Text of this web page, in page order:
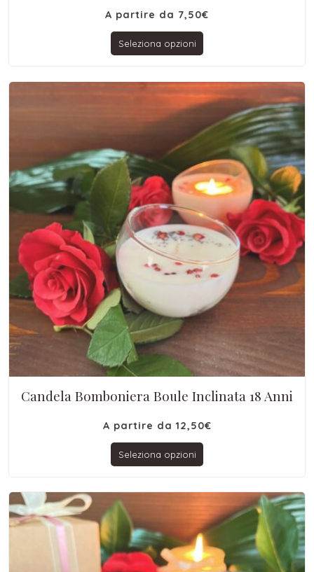
A partire da 7,50€
Seleziona opzioni
Candela Bomboniera Boule Inclinata 18 Anni
A partire da12,50€
Seleziona opzioni